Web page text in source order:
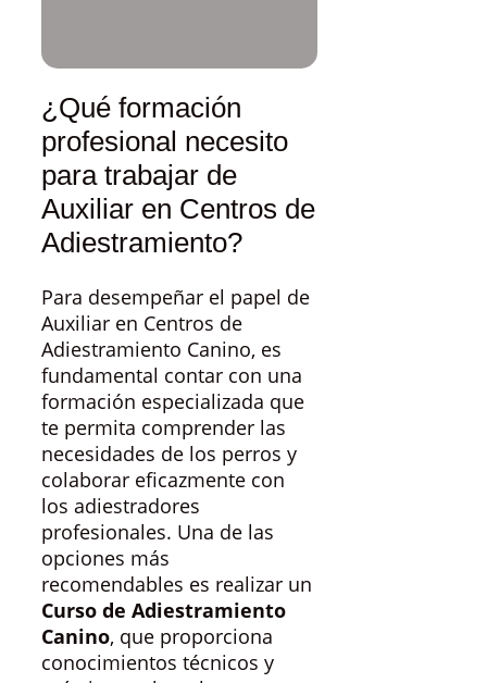
¿Qué formación
profesional necesito
para trabajar de
Auxiliar en Centros de
Adiestramiento?
Para desempeñar el papel de
Auxiliar en Centros de
Adiestramiento Canino, es
fundamental contar con una
formación especializada que
te permita comprender las
necesidades de los perros y
colaborar eficazmente con
los adiestradores
profesionales. Una de las
opciones más
recomendables es realizar un
Curso de Adiestramiento
Canino, que proporciona
conocimientos técnicos y